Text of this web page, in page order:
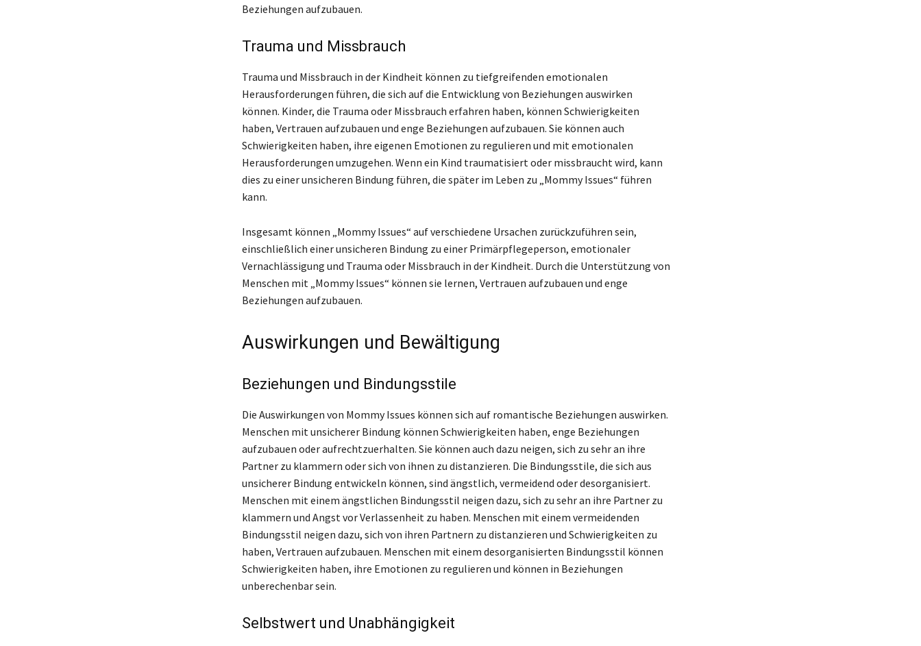
Beziehungen aufzubauen.
Trauma und Missbrauch
Trauma und Missbrauch in der Kindheit können zu tiefgreifenden emotionalen
Herausforderungen führen, die sich auf die Entwicklung von Beziehungen auswirken
können. Kinder, die Trauma oder Missbrauch erfahren haben, können Schwierigkeiten
haben, Vertrauen aufzubauen und enge Beziehungen aufzubauen. Sie können auch
Schwierigkeiten haben, ihre eigenen Emotionen zu regulieren und mit emotionalen
Herausforderungen umzugehen. Wenn ein Kind traumatisiert oder missbraucht wird, kann
dies zu einer unsicheren Bindung führen, die später im Leben zu „Mommy Issues“ führen
kann.
Insgesamt können „Mommy Issues“ auf verschiedene Ursachen zurückzuführen sein,
einschließlich einer unsicheren Bindung zu einer Primärpflegeperson, emotionaler
Vernachlässigung und Trauma oder Missbrauch in der Kindheit. Durch die Unterstützung von
Menschen mit „Mommy Issues“ können sie lernen, Vertrauen aufzubauen und enge
Beziehungen aufzubauen.
Auswirkungen und Bewältigung
Beziehungen und Bindungsstile
Die Auswirkungen von Mommy Issues können sich auf romantische Beziehungen auswirken.
Menschen mit unsicherer Bindung können Schwierigkeiten haben, enge Beziehungen
aufzubauen oder aufrechtzuerhalten. Sie können auch dazu neigen, sich zu sehr an ihre
Partner zu klammern oder sich von ihnen zu distanzieren. Die Bindungsstile, die sich aus
unsicherer Bindung entwickeln können, sind ängstlich, vermeidend oder desorganisiert.
Menschen mit einem ängstlichen Bindungsstil neigen dazu, sich zu sehr an ihre Partner zu
klammern und Angst vor Verlassenheit zu haben. Menschen mit einem vermeidenden
Bindungsstil neigen dazu, sich von ihren Partnern zu distanzieren und Schwierigkeiten zu
haben, Vertrauen aufzubauen. Menschen mit einem desorganisierten Bindungsstil können
Schwierigkeiten haben, ihre Emotionen zu regulieren und können in Beziehungen
unberechenbar sein.
Selbstwert und Unabhängigkeit